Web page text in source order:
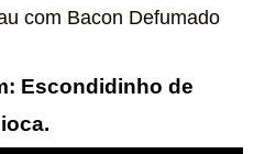
com Bacon Defumado
Escondidinho de